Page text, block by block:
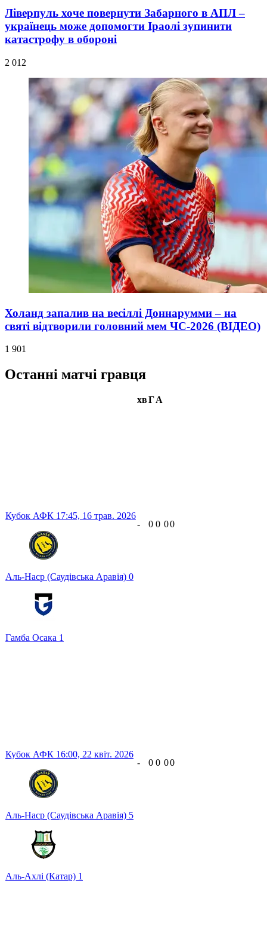
Ліверпуль хоче повернути Забарного в АПЛ –
українець може допомогти Іраолі зупинити
катастрофу в обороні
2 012
Холанд запалив на весіллі Доннарумми – на
святі відтворили головний мем ЧС-2026 (ВІДЕО)
1 901
Останні матчі гравця
хвГА
Кубок АФК 17:45, 16 трав. 2026
Аль-Наср (Саудівська Аравія) 0
Гамба Осака 1
- 0 0 00
Кубок АФК 16:00, 22 квіт. 2026
Аль-Наср (Саудівська Аравія) 5
Аль-Ахлі (Катар) 1
- 0 0 00